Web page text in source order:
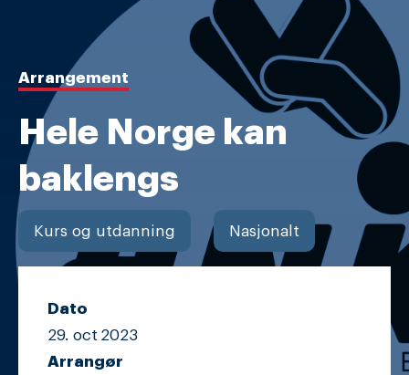
Arrangement
Hele Norge kan
baklengs
Kurs og utdanning Nasjonalt
Dato
29. oct 2023
Arrangør